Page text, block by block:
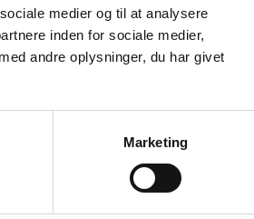
medier og til at analysere
inden for sociale medier,
andre oplysninger, du har givet
Marketing